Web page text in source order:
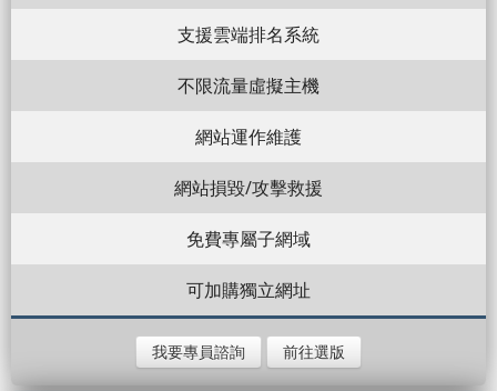
支援雲端排名系統
不限流量虛擬主機
網站運作維護
網站損毀/攻擊救援
免費專屬子網域
可加購獨立網址
我要專員諮詢 前往選版